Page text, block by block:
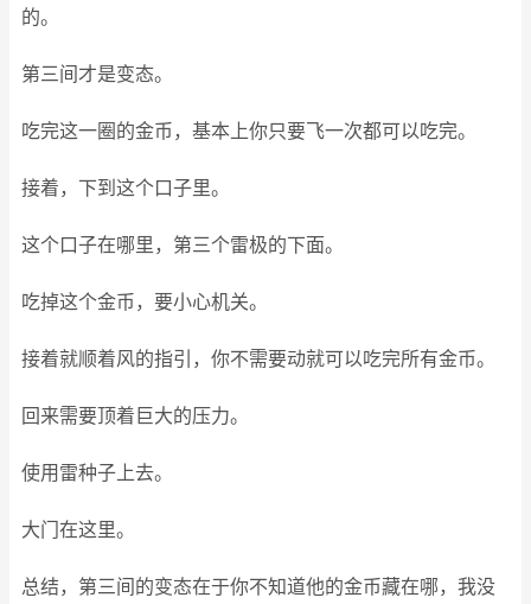
的。
第三间才是变态。
吃完这一圈的金币，基本上你只要飞一次都可以吃完。
接着，下到这个口子里。
这个口子在哪里，第三个雷极的下面。
吃掉这个金币，要小心机关。
接着就顺着风的指引，你不需要动就可以吃完所有金币。
回来需要顶着巨大的压力。
使用雷种子上去。
大门在这里。
总结，第三间的变态在于你不知道他的金币藏在哪，我没